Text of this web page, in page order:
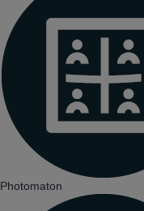
Photomaton